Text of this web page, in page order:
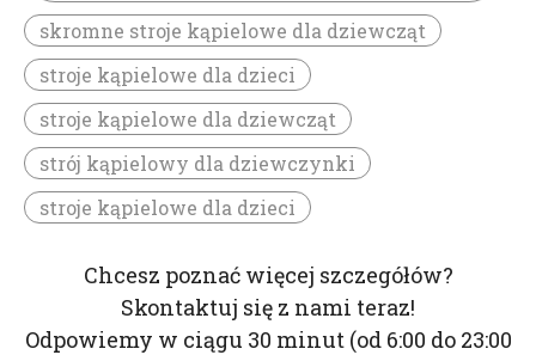
skromne stroje kąpielowe dla dziewcząt
stroje kąpielowe dla dzieci
stroje kąpielowe dla dziewcząt
strój kąpielowy dla dziewczynki
stroje kąpielowe dla dzieci
Chcesz poznać więcej szczegółów?
Skontaktuj się z nami teraz!
Odpowiemy w ciągu 30 minut (od 6:00 do 23:00